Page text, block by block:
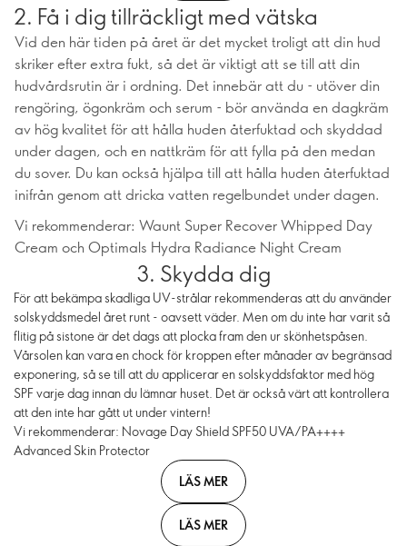
2. Få i dig tillräckligt med vätska
Vid den här tiden på året är det mycket troligt att din hud
skriker efter extra fukt, så det är viktigt att se till att din
hudvårdsrutin är i ordning. Det innebär att du - utöver din
rengöring, ögonkräm och serum - bör använda en dagkräm
av hög kvalitet för att hålla huden återfuktad och skyddad
under dagen, och en nattkräm för att fylla på den medan
du sover. Du kan också hjälpa till att hålla huden återfuktad
inifrån genom att dricka vatten regelbundet under dagen.
Vi rekommenderar: Waunt Super Recover Whipped Day
Cream och Optimals Hydra Radiance Night Cream
3. Skydda dig
För att bekämpa skadliga UV-strålar rekommenderas att du använder
solskyddsmedel året runt - oavsett väder. Men om du inte har varit så
flitig på sistone är det dags att plocka fram den ur skönhetspåsen.
Vårsolen kan vara en chock för kroppen efter månader av begränsad
exponering, så se till att du applicerar en solskyddsfaktor med hög
SPF varje dag innan du lämnar huset. Det är också värt att kontrollera
att den inte har gått ut under vintern!
Vi rekommenderar: Novage Day Shield SPF50 UVA/PA++++
Advanced Skin Protector
LÄS MER
LÄS MER